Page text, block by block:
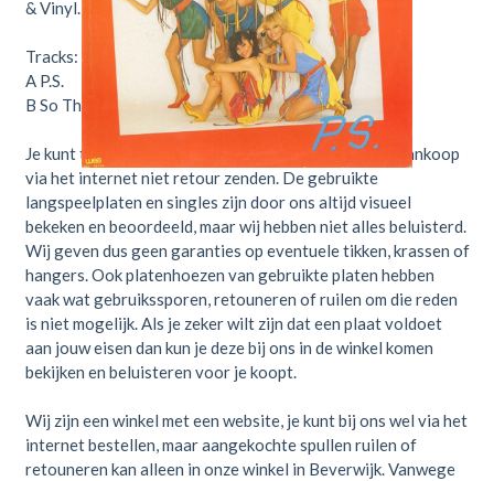
& Vinyl.
Tracks:
A P.S.
8:27
B So That's Why 3:01
Je kunt tweedehands langspeelplaten en singles na aankoop
via het internet niet retour zenden. De gebruikte
langspeelplaten en singles zijn door ons altijd visueel
bekeken en beoordeeld, maar wij hebben niet alles beluisterd.
Wij geven dus geen garanties op eventuele tikken, krassen of
hangers. Ook platenhoezen van gebruikte platen hebben
vaak wat gebruikssporen, retouneren of ruilen om die reden
is niet mogelijk. Als je zeker wilt zijn dat een plaat voldoet
aan jouw eisen dan kun je deze bij ons in de winkel komen
bekijken en beluisteren voor je koopt.
Wij zijn een winkel met een website, je kunt bij ons wel via het
internet bestellen, maar aangekochte spullen ruilen of
retouneren kan alleen in onze winkel in Beverwijk. Vanwege